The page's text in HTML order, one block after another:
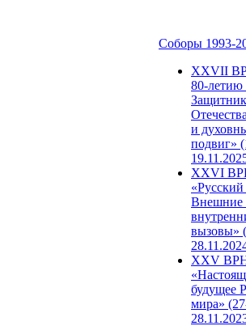
Соборы 1993-
ХХVII
80-
и
подвиг»
XXVI
Внешние
вызовы»
XXV
будущее
мира»